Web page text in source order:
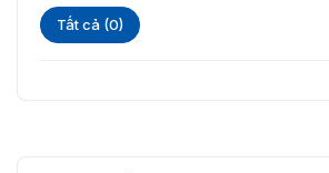
Tất cả (0)